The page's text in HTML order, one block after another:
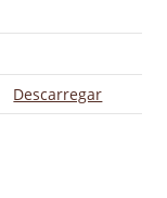
Descarregar